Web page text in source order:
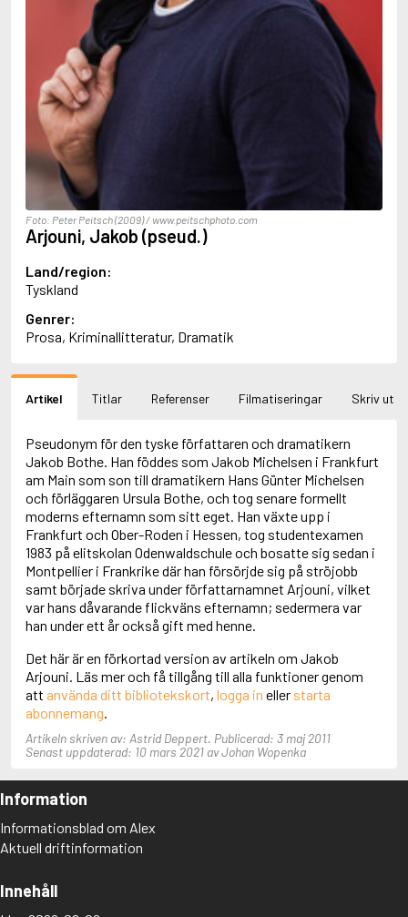
Abse, Dannie
Abu-Jaber, Diana
Abulhawa, Susan
Aburas, Lone
Achebe, Chinua
Achmatova, Anna
Aciman, André
Ackebo, Lena
Acker, Kathy
Ackroyd, Peter
Adam de la Halle
Adamov, Arthur
Adams, Douglas
Adams, Herbert
Adams, Jane
Adams, Richard
Adbåge, Emma
Adbåge, Lisen
Adelborg, Ottilia
Adiga, Aravind
Adler-Olsen, Jussi
Adolfsson, Eva
Adolfsson, Evert
Adolfsson, Gunnar
Adolfsson, Josefine
Adolfsson, Maria
Adolphsen, Peter
Foto: Peter Peitsch (2009) / www.peitschphoto.com
Arjouni, Jakob (pseud.)
Land/region:
Tyskland
Genrer:
Prosa, Kriminallitteratur, Dramatik
Artikel Titlar Referenser Filmatiseringar Skriv ut
Pseudonym för den tyske författaren och dramatikern
Jakob Bothe. Han föddes som Jakob Michelsen i Frankfurt
am Main som son till dramatikern Hans Günter Michelsen
och förläggaren Ursula Bothe, och tog senare formellt
moderns efternamn som sitt eget. Han växte upp i
Frankfurt och Ober-Roden i Hessen, tog studentexamen
1983 på elitskolan Odenwaldschule och bosatte sig sedan i
Montpellier i Frankrike där han försörjde sig på ströjobb
samt började skriva under författarnamnet Arjouni, vilket
var hans dåvarande flickväns efternamn; sedermera var
han under ett år också gift med henne.
Det här är en förkortad version av artikeln om Jakob
Arjouni. Läs mer och få tillgång till alla funktioner genom
att använda ditt bibliotekskort, logga in eller starta
abonnemang
Artikeln skriven av: Astrid Deppert. Publicerad: 3 maj 2011
Senast uppdaterad: 10 mars 2021 av Johan Wopenka
Information
Informationsblad om Alex
Aktuell driftinformation
Innehåll